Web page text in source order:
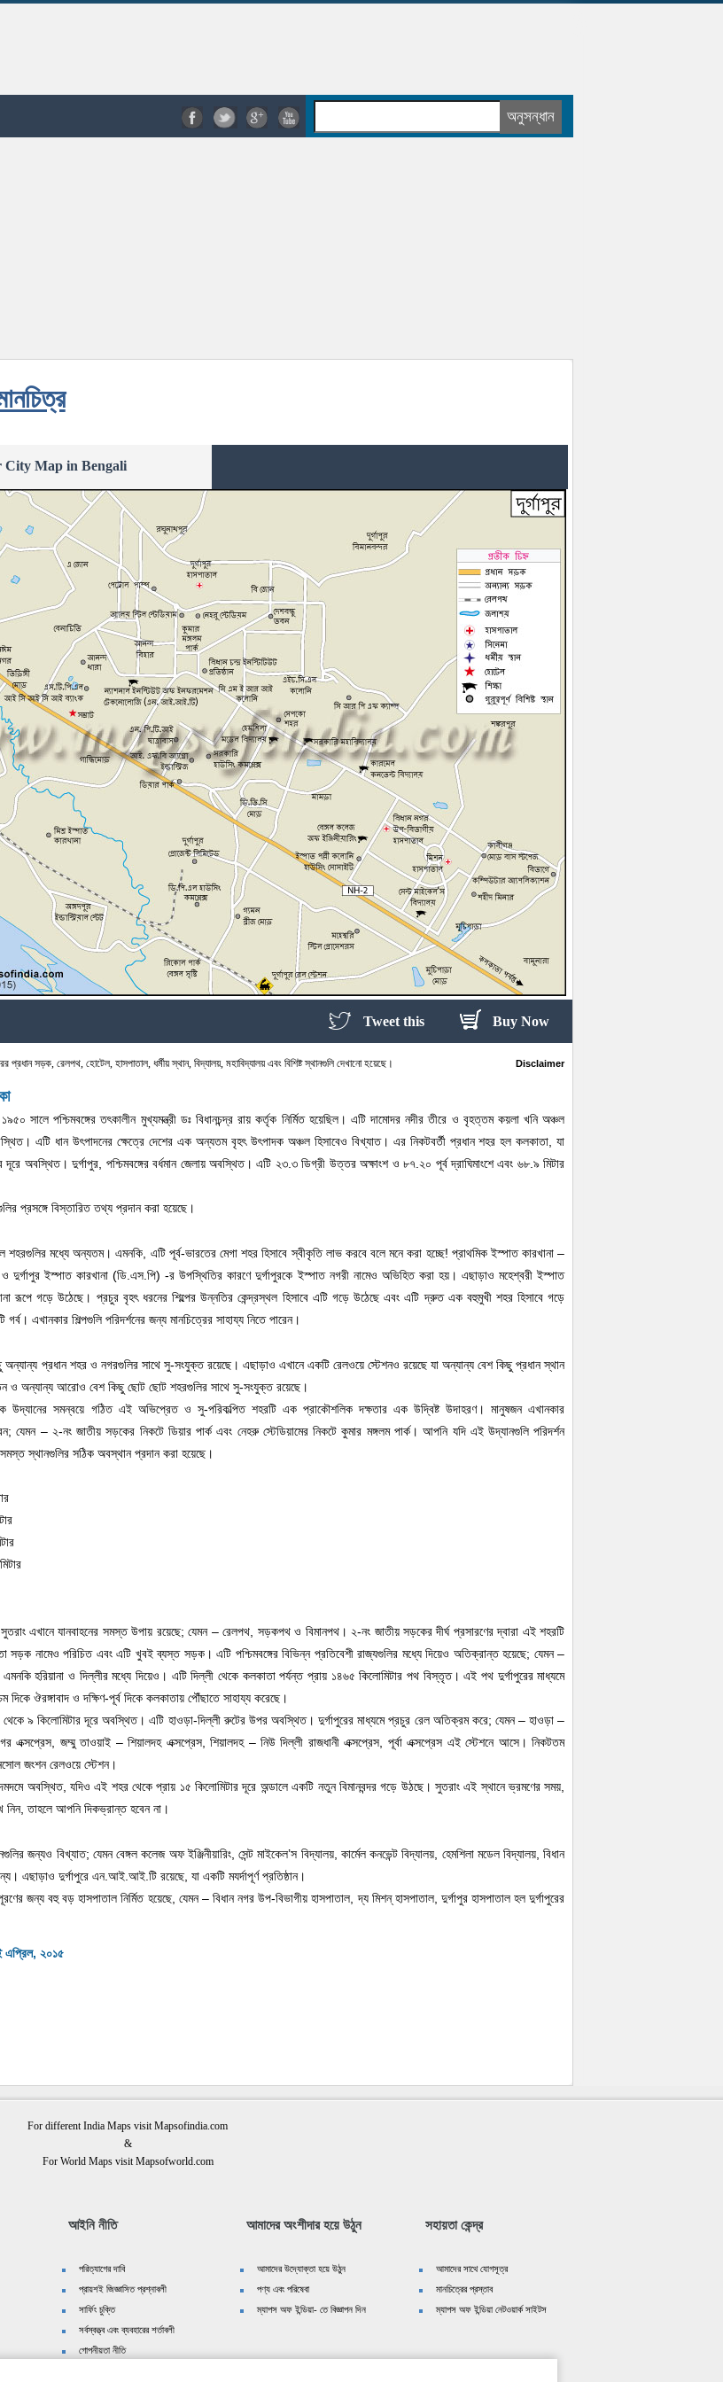
City Map in Bengali
Buy Now
Tweet this
প্রধান সড়ক, রেলপথ, হোটেল, হাসপাতাল, ধর্মীয় স্থান, বিদ্যালয়, মহাবিদ্যালয় এবং বিশিষ্ট স্থানগুলি দেখানো হয়েছে। Disclaimer
১৯৫০ সালে পশ্চিমবঙ্গের তৎকালীন মুখ্যমন্ত্রী ডঃ বিধানচন্দ্র রায় কর্তৃক নির্মিত হয়েছিল। এটি দামোদর নদীর তীরে ও বৃহত্তম কয়লা খনি অঞ্চল
এটি ধান উৎপাদনের ক্ষেত্রে দেশের এক অন্যতম বৃহৎ উৎপাদক অঞ্চল হিসাবেও বিখ্যাত। এর নিকটবর্তী প্রধান শহর হল কলকাতা, যা
দূরে অবস্থিত। দুর্গাপুর, পশ্চিমবঙ্গের বর্ধমান জেলায় অবস্থিত। এটি ২৩.৩ ডিগ্রী উত্তর অক্ষাংশ ও ৮৭.২০ পূর্ব দ্রাঘিমাংশে এবং ৬৮.৯ মিটার
প্রসঙ্গে বিস্তারিত তথ্য প্রদান করা হয়েছে।
শহরগুলির মধ্যে অন্যতম। এমনকি, এটি পূর্ব-ভারতের মেগা শহর হিসাবে স্বীকৃতি লাভ করবে বলে মনে করা হচ্ছে! প্রাথমিক ইস্পাত কারখানা –
দুর্গাপুর ইস্পাত কারখানা (ডি.এস.পি) -র উপস্থিতির কারণে দুর্গাপুরকে ইস্পাত নগরী নামেও অভিহিত করা হয়। এছাড়াও মহেশ্বরী ইস্পাত
রূপে গড়ে উঠেছে। প্রচুর বৃহৎ ধরনের শিল্পের উন্নতির কেন্দ্রস্থল হিসাবে এটি গড়ে উঠেছে এবং এটি দ্রুত এক বহুমুখী শহর হিসাবে গড়ে
এখানকার শিল্পগুলি পরিদর্শনের জন্য মানচিত্রের সাহায্য নিতে পারেন।
অন্যান্য প্রধান শহর ও নগরগুলির সাথে সু-সংযুক্ত রয়েছে। এছাড়াও এখানে একটি রেলওয়ে স্টেশনও রয়েছে যা অন্যান্য বেশ কিছু প্রধান স্থান
ও অন্যান্য আরোও বেশ কিছু ছোট ছোট শহরগুলির সাথে সু-সংযুক্ত রয়েছে।
উদ্যানের সমন্বয়ে গঠিত এই অভিপ্রেত ও সু-পরিকল্পিত শহরটি এক প্রাকৌশলিক দক্ষতার এক উদ্বিষ্ট উদাহরণ। মানুষজন এখানকার
যেমন – ২-নং জাতীয় সড়কের নিকটে ডিয়ার পার্ক এবং নেহরু স্টেডিয়ামের নিকটে কুমার মঙ্গলম পার্ক। আপনি যদি এই উদ্যানগুলি পরিদর্শন
স্থানগুলির সঠিক অবস্থান প্রদান করা হয়েছে।
এখানে যানবাহনের সমস্ত উপায় রয়েছে; যেমন – রেলপথ, সড়কপথ ও বিমানপথ। ২-নং জাতীয় সড়কের দীর্ঘ প্রসারণের দ্বারা এই শহরটি
সড়ক নামেও পরিচিত এবং এটি খুবই ব্যস্ত সড়ক। এটি পশ্চিমবঙ্গের বিভিন্ন প্রতিবেশী রাজ্যগুলির মধ্যে দিয়েও অতিক্রান্ত হয়েছে; যেমন –
হরিয়ানা ও দিল্লীর মধ্যে দিয়েও। এটি দিল্লী থেকে কলকাতা পর্যন্ত প্রায় ১৪৬৫ কিলোমিটার পথ বিস্তৃত। এই পথ দুর্গাপুরের মাধ্যমে
ঔরঙ্গাবাদ ও দক্ষিণ-পূর্ব দিকে কলকাতায় পৌঁছাতে সাহায্য করেছে।
থেকে ৯ কিলোমিটার দূরে অবস্থিত। এটি হাওড়া-দিল্লী রুটের উপর অবস্থিত। দুর্গাপুরের মাধ্যমে প্রচুর রেল অতিক্রম করে; যেমন – হাওড়া –
এক্সপ্রেস, জম্মু তাওয়াই – শিয়ালদহ এক্সপ্রেস, শিয়ালদহ – নিউ দিল্লী রাজধানী এক্সপ্রেস, পূর্বা এক্সপ্রেস এই স্টেশনে আসে। নিকটতম
জংশন রেলওয়ে স্টেশন।
দমদমে অবস্থিত, যদিও এই শহর থেকে প্রায় ১৫ কিলোমিটার দূরে অন্ডালে একটি নতুন বিমানবন্দর গড়ে উঠছে। সুতরাং এই স্থানে ভ্রমণের সময়,
নিন, তাহলে আপনি দিকভ্রান্ত হবেন না।
জন্যও বিখ্যাত; যেমন বেঙ্গল কলেজ অফ ইঞ্জিনীয়ারিং, সেন্ট মাইকেল’স বিদ্যালয়, কার্মেল কনভেন্ট বিদ্যালয়, হেমশিলা মডেল বিদ্যালয়, বিধান
এছাড়াও দুর্গাপুরে এন.আই.আই.টি রয়েছে, যা একটি মযর্দাপূর্ণ প্রতিষ্ঠান।
পূরণের জন্য বহু বড় হাসপাতাল নির্মিত হয়েছে, যেমন – বিধান নগর উপ-বিভাগীয় হাসপাতাল, দ্য মিশন্ হাসপাতাল, দুর্গাপুর হাসপাতাল হল দুর্গাপুরের
এপ্রিল, ২০১৫
For different India Maps visit Mapsofindia.com
&
For World Maps visit Mapsofworld.com
আইনি নীতি
পরিত্যাগের দাবি
প্রায়শই জিজ্ঞাসিত প্রশ্নাবলী
সার্ফিং চুক্তি
সর্বস্বত্ত্ব এবং ব্যবহারের শর্তাবলী
গোপনীয়তা নীতি
আমাদের অংশীদার হয়ে উঠুন
আমাদের উদ্যোক্তা হয়ে উঠুন
পণ্য এবং পরিষেবা
ম্যাপস অফ ইন্ডিয়া- তে বিজ্ঞাপন দিন
সহায়তা কেন্দ্র
আমাদের সাথে যোগসূত্র
মানচিত্রের প্রস্তাব
ম্যাপস অফ ইন্ডিয়া নেটওয়ার্ক সাইটস